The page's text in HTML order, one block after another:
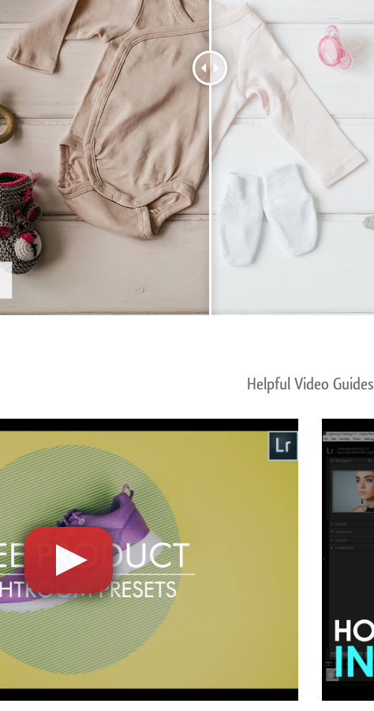
Retusarea produsului Servicii Bijuterii Retușând Servicii
Helpful Video Guides